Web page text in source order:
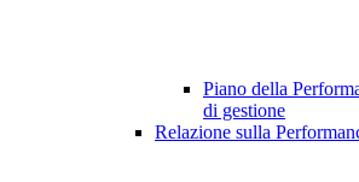
Piano della
di gestione
Relazione sulla